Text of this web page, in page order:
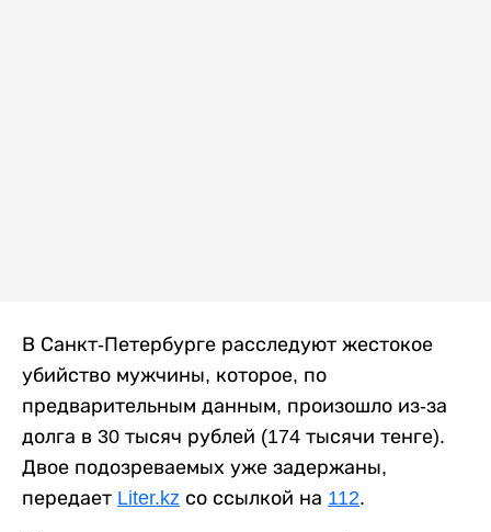
В Санкт-Петербурге расследуют жестокое
убийство мужчины, которое, по
предварительным данным, произошло из-за
долга в 30 тысяч рублей (174 тысячи тенге).
Двое подозреваемых уже задержаны,
передает Liter.kz со ссылкой на 112.